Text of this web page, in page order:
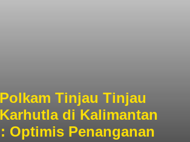
Tinjau Tinjau
di Kalimantan
Optimis Penanganan